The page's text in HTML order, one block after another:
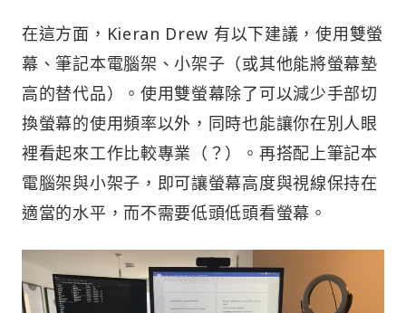
在這方面，Kieran Drew 有以下建議，使用雙螢
幕、筆記本電腦架、小架子（或其他能將螢幕墊
高的替代品）。使用雙螢幕除了可以減少手部切
換螢幕的使用頻率以外，同時也能讓你在別人眼
裡看起來工作比較專業（？）。再搭配上筆記本
電腦架與小架子，即可讓螢幕高度與視線保持在
適當的水平，而不需要低頭低頭看螢幕。